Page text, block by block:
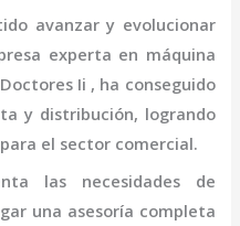
avanzar y evolucionar
experta en máquina
Ii , ha conseguido
y distribución, logrando
el sector comercial.
las necesidades de
una asesoría completa